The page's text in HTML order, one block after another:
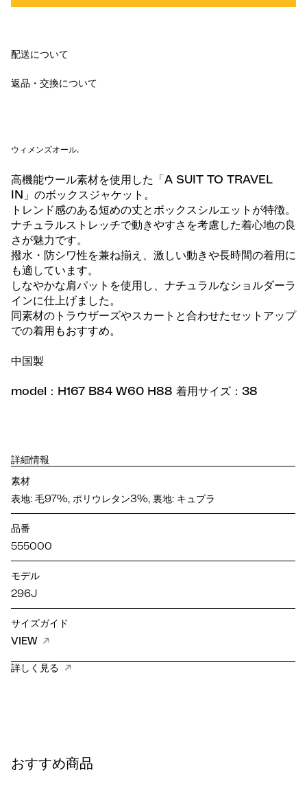
配送について
返品・交換について
ウィメンズオール.
高機能ウール素材を使用した「A SUIT TO TRAVEL
IN」のボックスジャケット。
トレンド感のある短めの丈とボックスシルエットが特徴。
ナチュラルストレッチで動きやすさを考慮した着心地の良
さが魅力です。
撥水・防シワ性を兼ね揃え、激しい動きや長時間の着用に
も適しています。
しなやかな肩パットを使用し、ナチュラルなショルダーラ
インに仕上げました。
同素材のトラウザーズやスカートと合わせたセットアップ
での着用もおすすめ。
中国製
model：H167 B84 W60 H88 着用サイズ：38
詳細情報
素材
表地: 毛97%, ポリウレタン3%, 裏地: キュプラ
品番
555000
モデル
296J
サイズガイド
VIEW
詳しく見る
おすすめ商品